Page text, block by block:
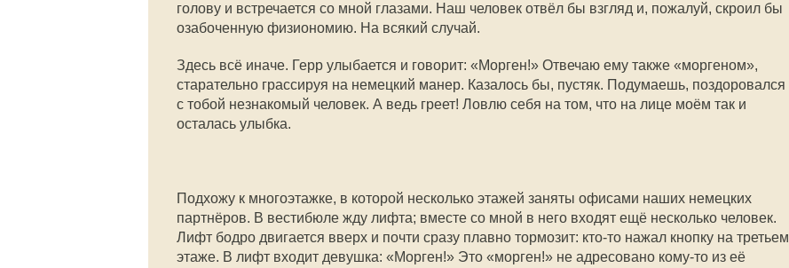
голову и встречается со мной глазами. Наш человек отвёл бы взгляд и, пожалуй, скроил бы
озабоченную физиономию. На всякий случай.
Здесь всё иначе. Герр улыбается и говорит: «Морген!» Отвечаю ему также «моргеном»,
старательно грассируя на немецкий манер. Казалось бы, пустяк. Подумаешь, поздоровался
с тобой незнакомый человек. А ведь греет! Ловлю себя на том, что на лице моём так и
осталась улыбка.
Подхожу к многоэтажке, в которой несколько этажей заняты офисами наших немецких
партнёров. В вестибюле жду лифта; вместе со мной в него входят ещё несколько человек.
Лифт бодро двигается вверх и почти сразу плавно тормозит: кто-то нажал кнопку на третьем
этаже. В лифт входит девушка: «Морген!» Это «морген!» не адресовано кому-то из её